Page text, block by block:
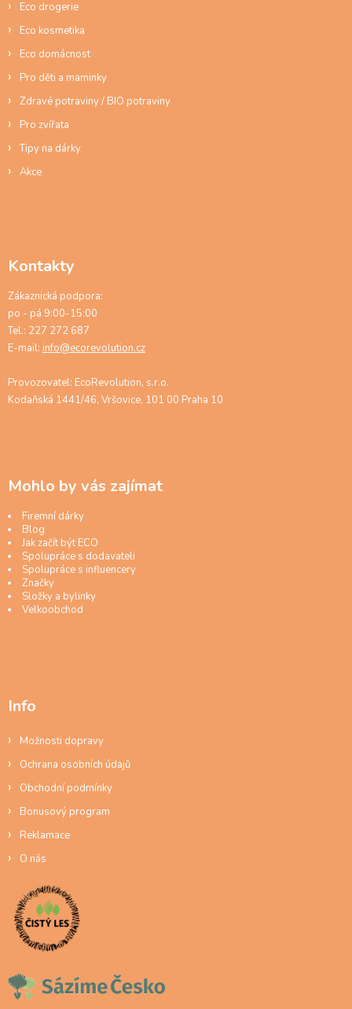
Eco drogerie
Eco kosmetika
Eco domácnost
Pro děti a maminky
Zdravé potraviny / BIO potraviny
Pro zvířata
Tipy na dárky
Akce
Kontakty
Zákaznická podpora:
po - pá 9:00-15:00
Tel.: 227 272 687
E-mail: info@ecorevolution.cz
Provozovatel: EcoRevolution, s.r.o.
Kodaňská 1441/46, Vršovice, 101 00 Praha 10
Mohlo by vás zajímat
Firemní dárky
Blog
Jak začít být ECO
Spolupráce s dodavateli
Spolupráce s influencery
Značky
Složky a bylinky
Velkoobchod
Info
Možnosti dopravy
Ochrana osobních údajů
Obchodní podmínky
Bonusový program
Reklamace
O nás